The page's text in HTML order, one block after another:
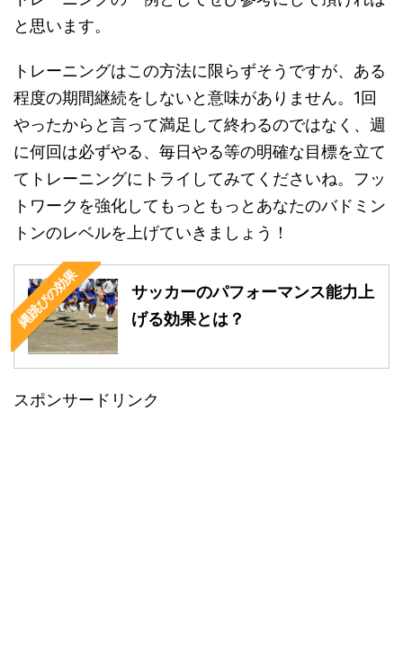
と思います。
トレーニングはこの方法に限らずそうですが、ある
程度の期間継続をしないと意味がありません。1回
やったからと言って満足して終わるのではなく、週
に何回は必ずやる、毎日やる等の明確な目標を立て
てトレーニングにトライしてみてくださいね。フッ
トワークを強化してもっともっとあなたのバドミン
トンのレベルを上げていきましょう！
縄跳びの効果
サッカーのパフォーマンス能力上
げる効果とは？
スポンサードリンク